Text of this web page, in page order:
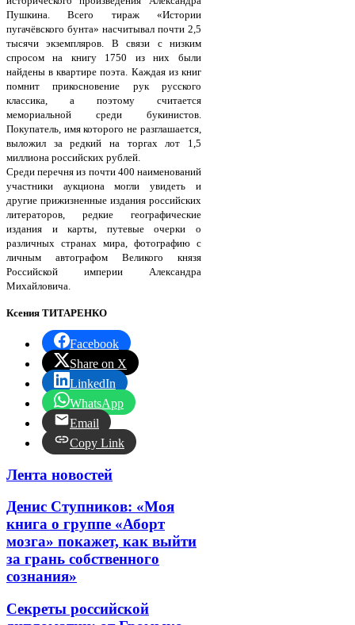
Пушкина. Всего тираж «Истории
пугачёвского бунта» насчитывал почти 2,5
тысячи экземпляров. В связи с низким
спросом на книгу 1750 из них были
найдены в квартире поэта. Каждая из книг
помнит прикосновение рук русского
классика, а поэтому считается
мемориальной среди букинистов.
Покупатель, имя которого не разглашается,
выложил за редкий на торгах лот 1,5
миллиона российских рублей.
Среди перечня из почти 400 наименований
участники аукциона могли увидеть и
другие прижизненные издания российских
литераторов, редкие географические
издания и карты, путевые очерки о
различных странах мира, фотографию с
личным автографом Великого князя
Российской империи Александра
Михайловича.
Ксения ТИТАРЕНКО
Facebook
Share on X
LinkedIn
WhatsApp
Email
Copy Link
Лента новостей
Денис Ступников: «Моя
книга о группе «Аборт
мозга» покажет, как выйти
за грань собственного
сознания»
Секреты российской